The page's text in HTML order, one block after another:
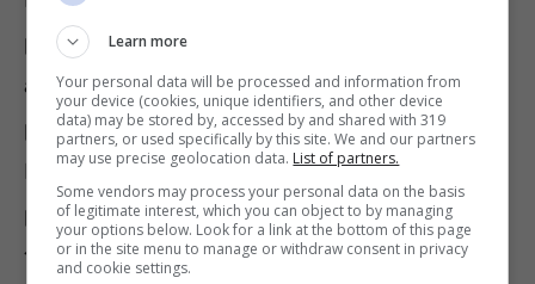
potrebbe cambiare e riservare delle sorprese
anche non gradite. Ed è chiaro che non
potranno esserci particolari cambiamenti se i
BTP e i Bund rimangono tra l’intervallo di
prezzi compreso tra 205/220 punti base e
180/170 punti base. Invece, se i prezzi
Learn more
Your personal data will be processed and information from
your device (cookies, unique identifiers, and other device
data) may be stored by, accessed by and shared with 319
partners, or used specifically by this site. We and our partners
may use precise geolocation data. List of partners.
Some vendors may process your personal data on the basis
of legitimate interest, which you can object to by managing
your options below. Look for a link at the bottom of this page
or in the site menu to manage or withdraw consent in privacy
and cookie settings.